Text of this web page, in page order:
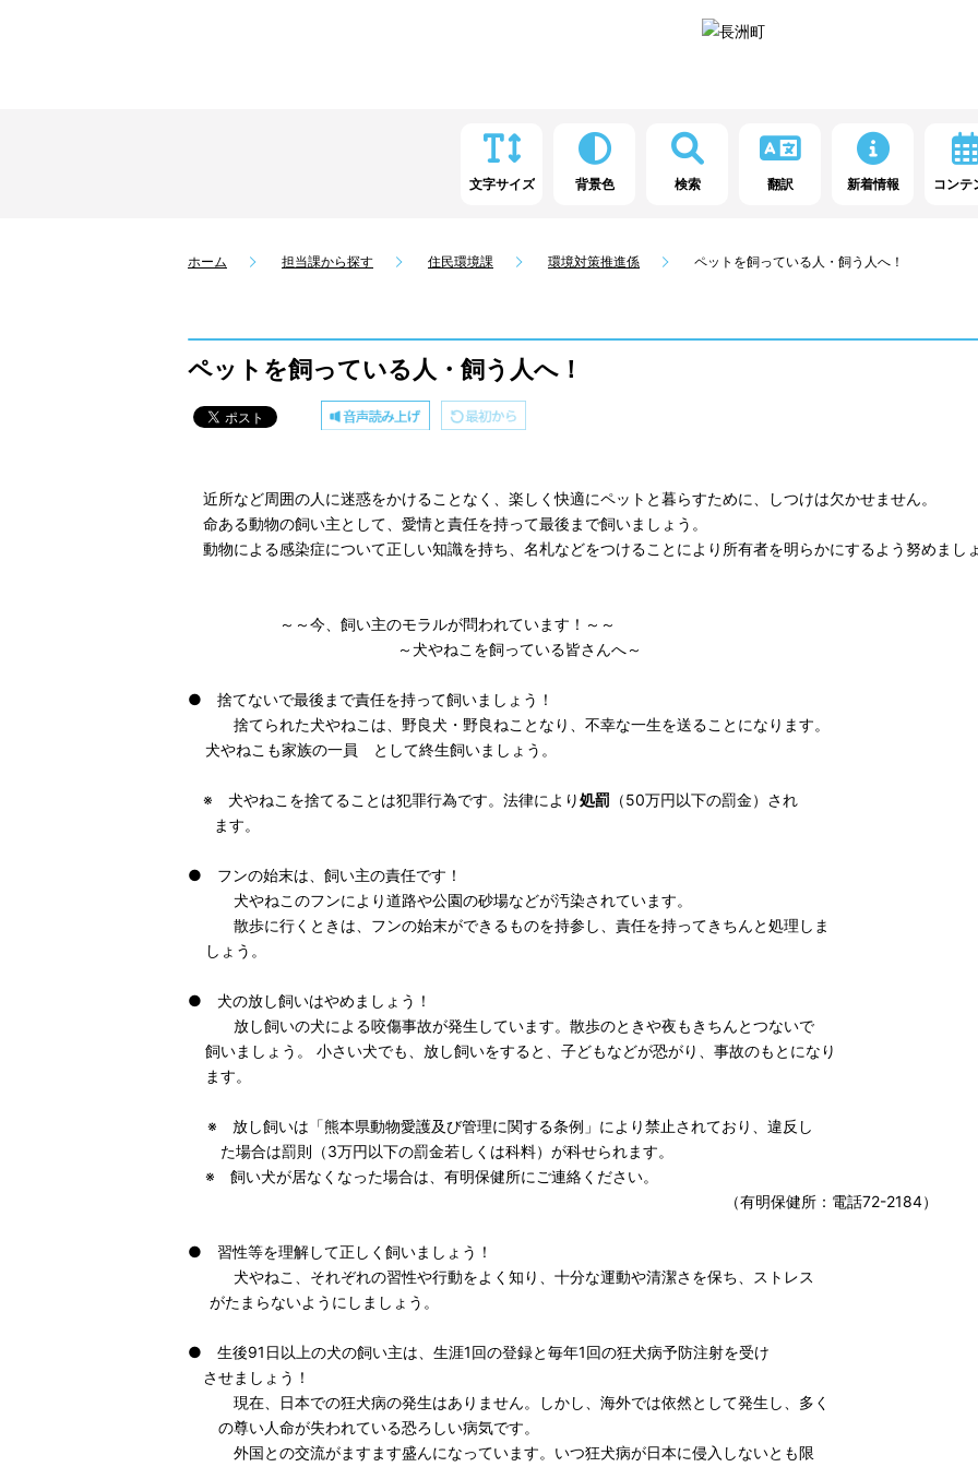
文字サイズ 背景色 検索 翻訳 新着情報 コンテ
ホーム 担当課から探す 住民環境課 環境対策推進係 ペットを飼っている人・飼う人へ！
ペットを飼っている人・飼う人へ！
近所など周囲の人に迷惑をかけることなく、楽しく快適にペットと暮らすために、しつけは欠かせません。
命ある動物の飼い主として、愛情と責任を持って最後まで飼いましょう。
動物による感染症について正しい知識を持ち、名札などをつけることにより所有者を明らかにするよう努めまし
～～今、飼い主のモラルが問われています！～～
～犬やねこを飼っている皆さんへ～
● 捨てないで最後まで責任を持って飼いましょう！
捨てられた犬やねこは、野良犬・野良ねことなり、不幸な一生を送ることになります。
犬やねこも家族の一員 として終生飼いましょう。
※ 犬やねこを捨てることは犯罪行為です。法律により処罰 （50万円以下の罰金）され
ます。
● フンの始末は、飼い主の責任です！
犬やねこのフンにより道路や公園の砂場などが汚染されています。
散歩に行くときは、フンの始末ができるものを持参し、責任を持ってきちんと処理しま
しょう。
● 犬の放し飼いはやめましょう！
放し飼いの犬による咬傷事故が発生しています。散歩のときや夜もきちんとつないで
飼いましょう。 小さい犬でも、放し飼いをすると、子どもなどが恐がり、事故のもとになり
ます。
※ 放し飼いは「熊本県動物愛護及び管理に関する条例」により禁止されており、違反し
た場合は罰則（3万円以下の罰金若しくは科料）が科せられます。
※ 飼い犬が居なくなった場合は、有明保健所にご連絡ください。
（有明保健所：電話72-2184）
● 習性等を理解して正しく飼いましょう！
犬やねこ、それぞれの習性や行動をよく知り、十分な運動や清潔さを保ち、ストレス
がたまらないようにしましょう。
● 生後91日以上の犬の飼い主は、生涯1回の登録と毎年1回の狂犬病予防注射を受け
させましょう！
現在、日本での狂犬病の発生はありません。しかし、海外では依然として発生し、多く
の尊い人命が失われている恐ろしい病気です。
外国との交流がますます盛んになっています。いつ狂犬病が日本に侵入しないとも限